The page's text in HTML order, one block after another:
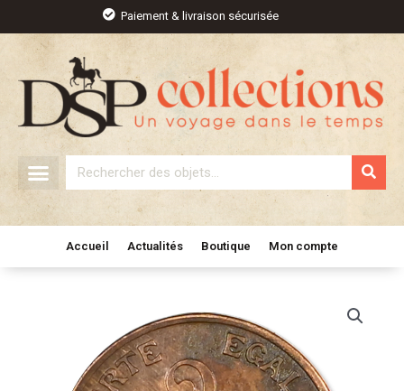
contenu
Paiement & livraison sécurisée
Rechercher
Accueil Actualités Boutique Mon compte